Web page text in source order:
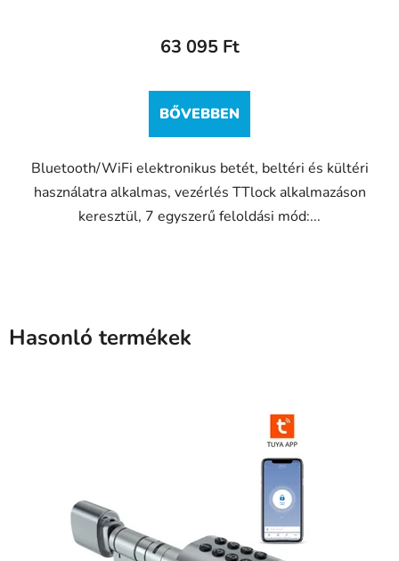
63 095 Ft
BŐVEBBEN
Bluetooth/WiFi elektronikus betét, beltéri és kültéri
használatra alkalmas, vezérlés TTlock alkalmazáson
keresztül, 7 egyszerű feloldási mód:...
Hasonló termékek